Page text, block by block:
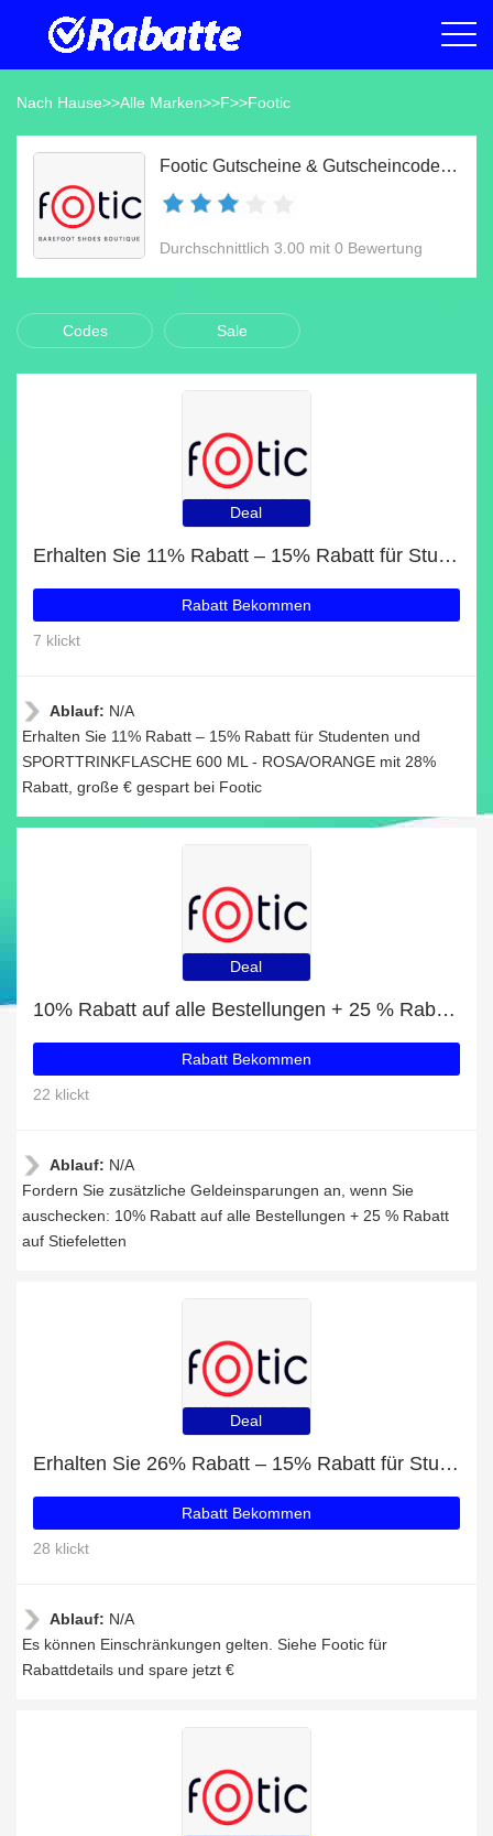
Nach Hause>>Alle Marken>>F>>Footic
Footic Gutscheine & Gutscheincodes Aug 2026
Durchschnittlich 3.00 mit 0 Bewertung
Codes Sale
Deal
Erhalten Sie 11% Rabatt – 15% Rabatt für Studenten und SPORTTRINKFLASCHE 600 ML - ROSA/ORANGE mit 28% Rabatt
Rabatt Bekommen
7 klickt
Ablauf: N/A
Erhalten Sie 11% Rabatt – 15% Rabatt für Studenten und
SPORTTRINKFLASCHE 600 ML - ROSA/ORANGE mit 28%
Rabatt, große € gespart bei Footic
Deal
10% Rabatt auf alle Bestellungen + 25 % Rabatt auf Stiefeletten
Rabatt Bekommen
22 klickt
Ablauf: N/A
Fordern Sie zusätzliche Geldeinsparungen an, wenn Sie
auschecken: 10% Rabatt auf alle Bestellungen + 25 % Rabatt
auf Stiefeletten
Deal
Erhalten Sie 26% Rabatt – 15% Rabatt für Studenten und SPORTTRINKFLASCHE 600 ML - BLAU/GRAU mit 41% Rabatt
Rabatt Bekommen
28 klickt
Ablauf: N/A
Es können Einschränkungen gelten. Siehe Footic für
Rabattdetails und spare jetzt €